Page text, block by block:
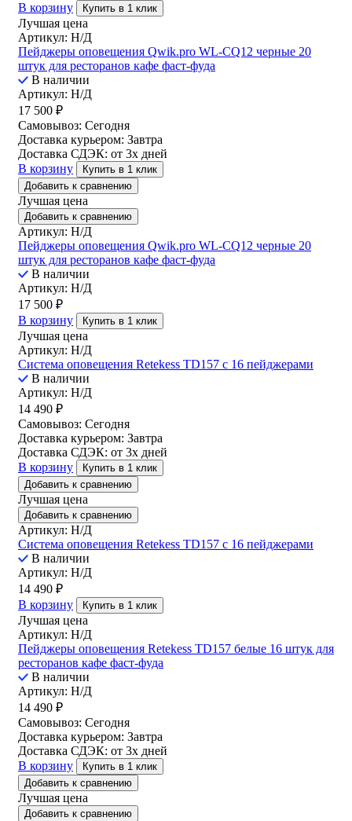
В корзину
Купить в 1 клик
Лучшая цена
Артикул: Н/Д
Пейджеры оповещения Qwik.pro WL-CQ12 черные 20
штук для ресторанов кафе фаст-фуда
В наличии
Артикул: Н/Д
17 500 ₽
Самовывоз: Сегодня
Доставка курьером: Завтра
Доставка СДЭК: от 3х дней
В корзину
Купить в 1 клик
Добавить к сравнению
Лучшая цена
Добавить к сравнению
Артикул: Н/Д
Пейджеры оповещения Qwik.pro WL-CQ12 черные 20
штук для ресторанов кафе фаст-фуда
В наличии
Артикул: Н/Д
17 500 ₽
В корзину
Купить в 1 клик
Лучшая цена
Артикул: Н/Д
Система оповещения Retekess TD157 с 16 пейджерами
В наличии
Артикул: Н/Д
14 490 ₽
Самовывоз: Сегодня
Доставка курьером: Завтра
Доставка СДЭК: от 3х дней
В корзину
Купить в 1 клик
Добавить к сравнению
Лучшая цена
Добавить к сравнению
Артикул: Н/Д
Система оповещения Retekess TD157 с 16 пейджерами
В наличии
Артикул: Н/Д
14 490 ₽
В корзину
Купить в 1 клик
Лучшая цена
Артикул: Н/Д
Пейджеры оповещения Retekess TD157 белые 16 штук для
ресторанов кафе фаст-фуда
В наличии
Артикул: Н/Д
14 490 ₽
Самовывоз: Сегодня
Доставка курьером: Завтра
Доставка СДЭК: от 3х дней
В корзину
Купить в 1 клик
Добавить к сравнению
Лучшая цена
Добавить к сравнению